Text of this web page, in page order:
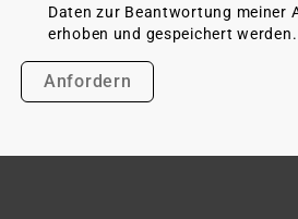
Daten zur Beantwortung meiner
erhoben und gespeichert werden.